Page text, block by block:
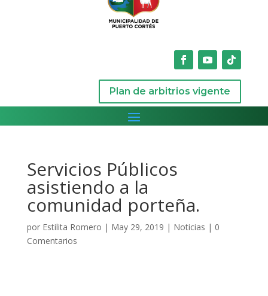
Plan de arbitrios vigente
Servicios Públicos
asistiendo a la
comunidad porteña.
por Estilita Romero | May 29, 2019 | Noticias | 0
Comentarios